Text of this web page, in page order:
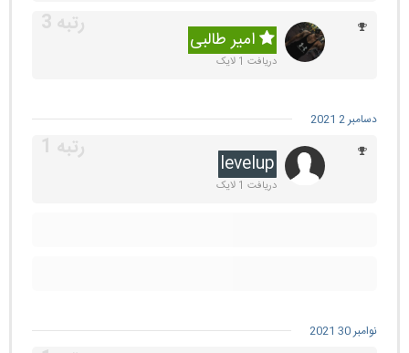
امیر طالبی
دریافت 1 لایک
دسامبر 2 2021
levelup
دریافت 1 لایک
نوامبر 30 2021